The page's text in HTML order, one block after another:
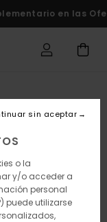
en las
o la
y/o acceder a
personal
puede utilizarse
sin aceptar